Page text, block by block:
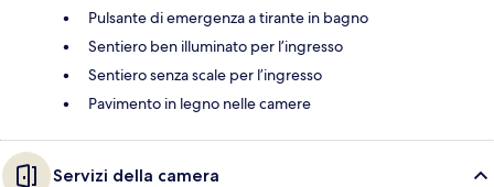
Pulsante di emergenza a tirante in bagno
Sentiero ben illuminato per l’ingresso
Sentiero senza scale per l’ingresso
Pavimento in legno nelle camere
Servizi della camera